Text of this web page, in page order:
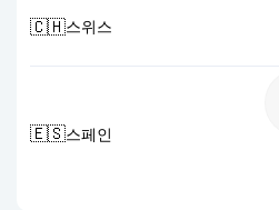
🇨🇭스위스
🇪🇸스페인